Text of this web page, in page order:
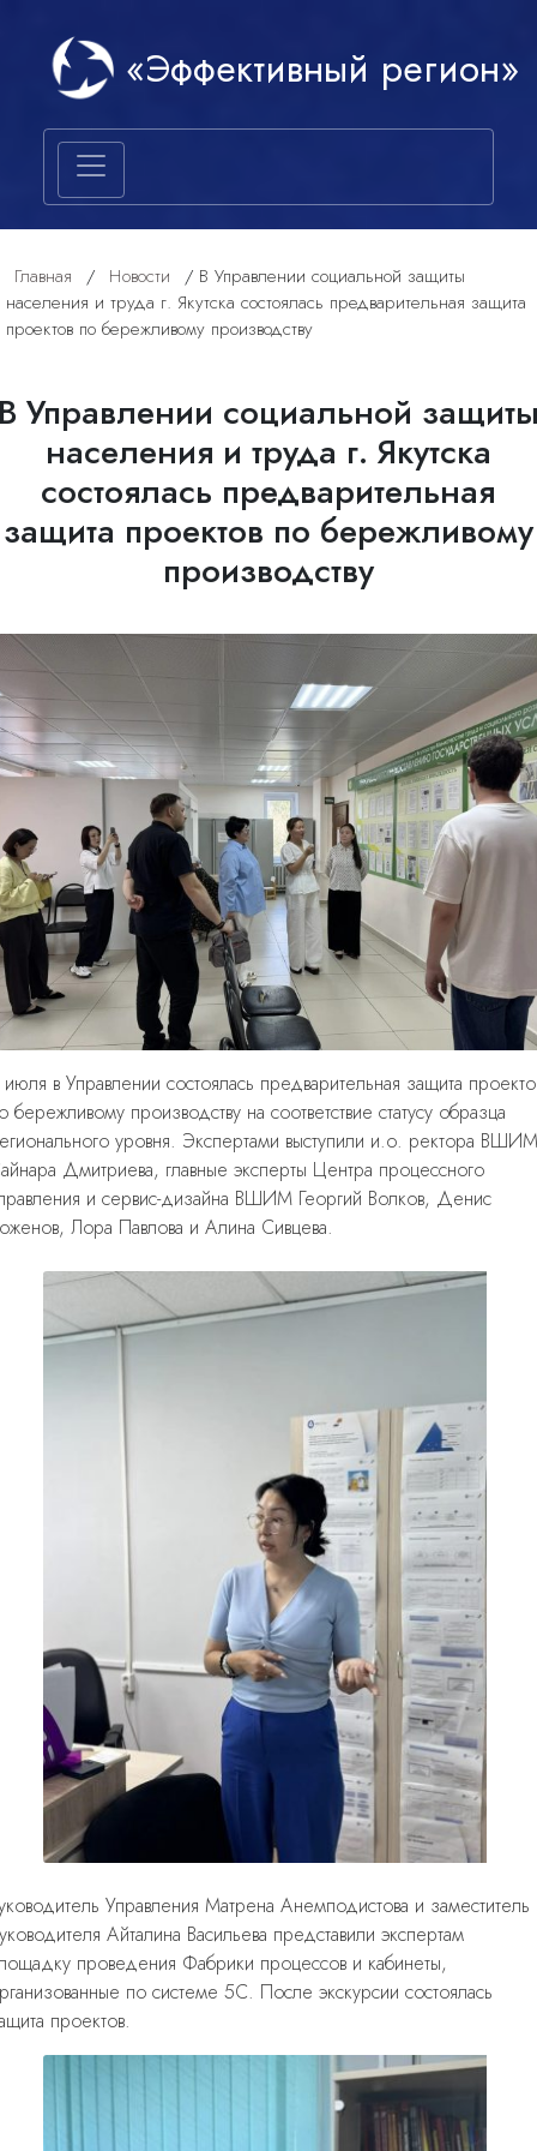
«Эффективный регион»
Главная / Новости / В Управлении социальной защиты
населения и труда г. Якутска состоялась предварительная защита
проектов по бережливому производству
Управлении социальной
населения и труда г. Якутска
состоялась предварительная
защита проектов по бережливому
производству
в Управлении состоялась предварительная защита
бережливому производству на соответствие статусу образца
уровня. Экспертами выступили и.о. ректора
Дмитриева, главные эксперты Центра процессного
и сервис-дизайна ВШИМ Георгий Волков, Денис
Лора Павлова и Алина Сивцева.
Управления Матрена Анемподистова и заместитель
Айталина Васильева представили экспертам
проведения Фабрики процессов и кабинеты,
по системе 5С. После экскурсии состоялась
проектов.